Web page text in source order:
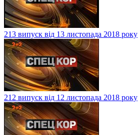
213 випуск від 13 листопада 2018 року
212 випуск від 12 листопада 2018 року